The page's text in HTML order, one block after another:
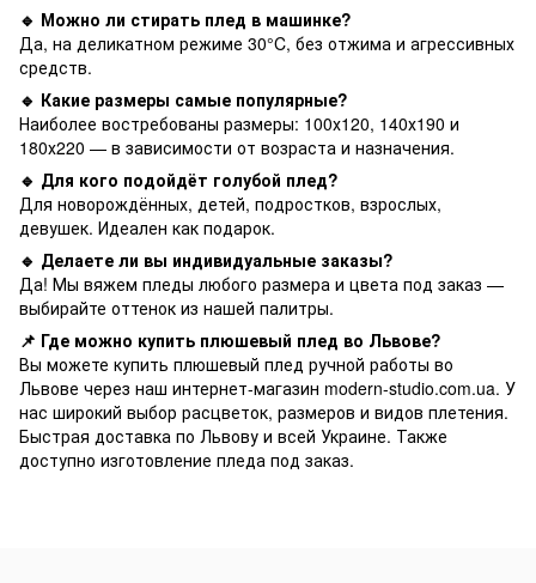
🔹 Можно ли стирать плед в машинке?
Да, на деликатном режиме 30°C, без отжима и агрессивных
средств.
🔹 Какие размеры самые популярные?
Наиболее востребованы размеры: 100х120, 140х190 и
180х220 — в зависимости от возраста и назначения.
🔹 Для кого подойдёт голубой плед?
Для новорождённых, детей, подростков, взрослых,
девушек. Идеален как подарок.
🔹 Делаете ли вы индивидуальные заказы?
Да! Мы вяжем пледы любого размера и цвета под заказ —
выбирайте оттенок из нашей палитры.
📌 Где можно купить плюшевый плед во Львове?
Вы можете купить плюшевый плед ручной работы во
Львове через наш интернет-магазин modern-studio.com.ua. У
нас широкий выбор расцветок, размеров и видов плетения.
Быстрая доставка по Львову и всей Украине. Также
доступно изготовление пледа под заказ.